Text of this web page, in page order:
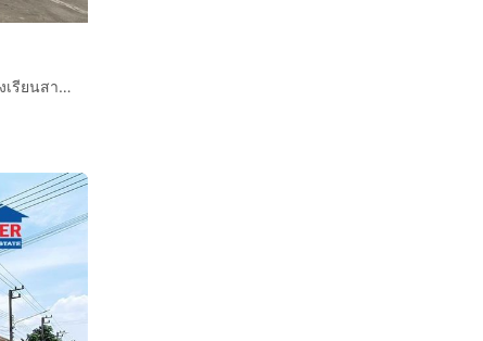
บ้านเเฝด 2 ชั้น 37.2 ตร.ว. หมู่บ้านภูมิสิริ รังสิต คลอง7 ใกล้โรงเรียนสารสาร์ทวิเทศรังสิตคลอง7 ถนนรังสิต-นครนายก คลอง7 ธัญบุรี ปทุมธานี